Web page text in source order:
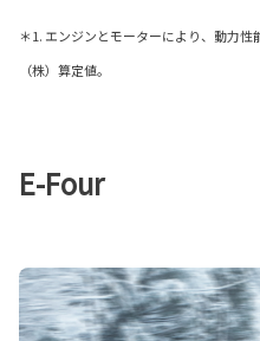
＊1. エンジンとモーターにより、動力
（株）算定値。
E-Four